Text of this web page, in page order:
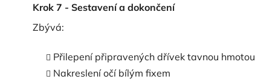
Krok 7 - Sestavení a dokončení
Zbývá:
Přilepení připravených dřívek tavnou hmotou
Nakreslení očí bílým fixem